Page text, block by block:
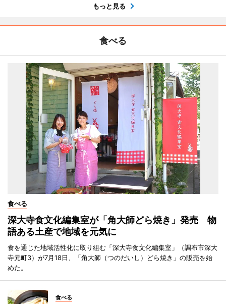
もっと見る
食べる
食べる
深大寺食文化編集室が「角大師どら焼き」発売 物
語ある土産で地域を元気に
食を通じた地域活性化に取り組む「深大寺食文化編集室」（調布市深大
寺元町3）が7月18日、「角大師（つのだいし）どら焼き」の販売を始
めた。
食べる